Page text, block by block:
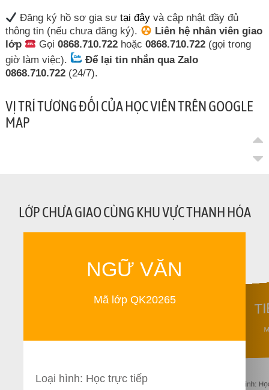
Đăng ký hồ sơ gia sưtại đây và cập nhật đầy đủ
thông tin (nếu chưa đăng ký).
Liên hệ nhân viên giao
lớp
Gọi0868.710.722 hoặc0868.710.722 (gọi trong
giờ làm việc).
Để lại tin nhắn qua Zalo
0868.710.722(24/7).
VỊ TRÍ TƯƠNG ĐỐI CỦA HỌC VIÊN TRÊN GOOGLE
MAP
LỚP CHƯA GIAO CÙNG KHU VỰC THANH HÓA
NGỮ VĂN
Mã lớp QK20265
Loại hình: Học trực tiếp
Loại hình: